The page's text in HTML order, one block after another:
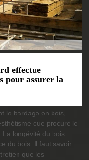
effectue
pour assurer la
le bardage en bois,
que procure le
La longévité du bois
du bois. Il faut savoir
que les